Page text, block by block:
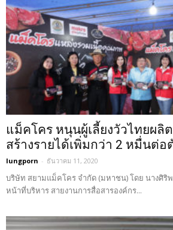
แม็คโคร หนุนผู้เลี้ยงวัวไทยผลิ
สร้างรายได้เพิ่มกว่า 2 หมื่นต่อ
lungporn - ธันวาคม 11, 2020
บริษัท สยามแม็คโคร จำกัด (มหาชน) โดย นางศิริพ
หน้าที่บริหาร สายงานการสื่อสารองค์กร...